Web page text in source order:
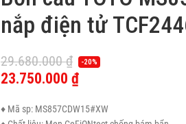
nắp điện tử
29.680.000₫ -20%
23.750.000 ₫
♦ Mã sp: MS857CDW15#XW